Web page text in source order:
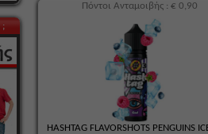
;
HASHTAG FLAVORSHOTS PENGUINS
Πόντοι Ανταμοιβής : € 0,90